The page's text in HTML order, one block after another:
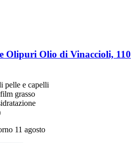
Olipuri Olio di Vinaccioli, 110
pelle e capelli
grasso
11 agosto